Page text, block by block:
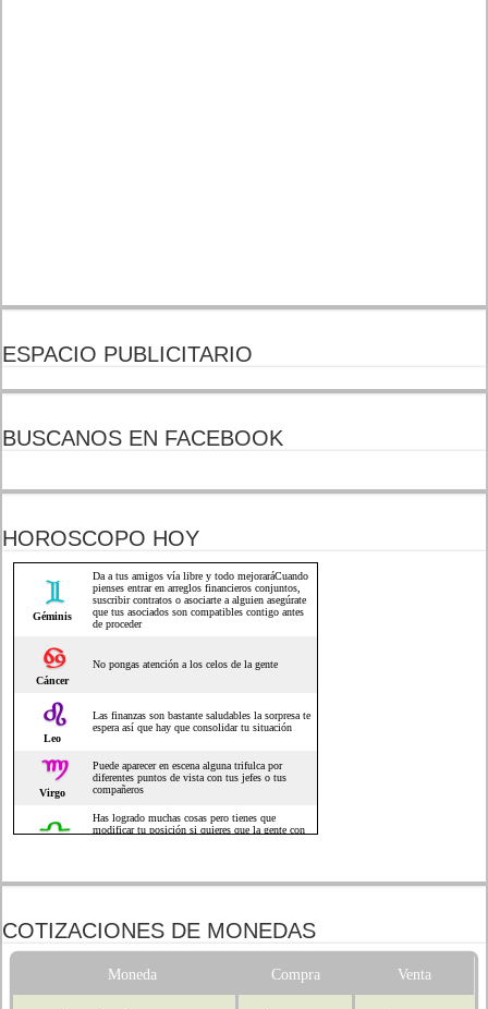
ESPACIO PUBLICITARIO
BUSCANOS EN FACEBOOK
HOROSCOPO HOY
COTIZACIONES DE MONEDAS
Moneda Compra Venta